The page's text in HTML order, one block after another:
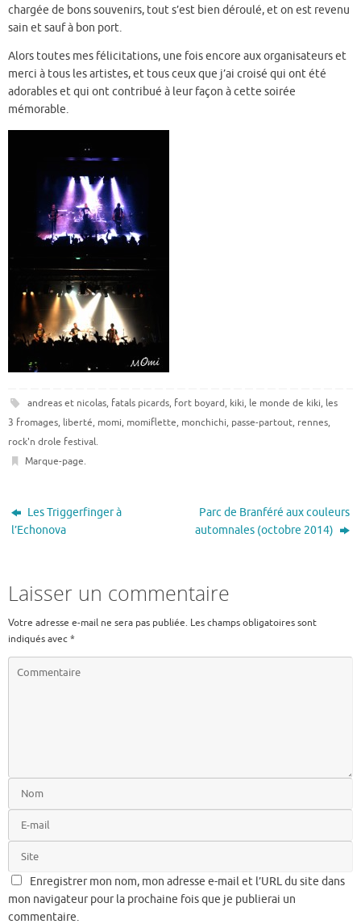
chargée de bons souvenirs, tout s’est bien déroulé, et on est revenu
sain et sauf à bon port.
Alors toutes mes félicitations, une fois encore aux organisateurs et
merci à tous les artistes, et tous ceux que j’ai croisé qui ont été
adorables et qui ont contribué à leur façon à cette soirée
mémorable.
andreas et nicolas, fatals picards, fort boyard, kiki, le monde de kiki, les
3 fromages, liberté, momi, momiflette, monchichi, passe-partout, rennes,
rock'n drole festival.
Marque-page.
Les Triggerfinger à
l’Echonova
Parc de Branféré aux couleurs
automnales (octobre 2014)
Laisser un commentaire
Votre adresse e-mail ne sera pas publiée. Les champs obligatoires sont
indiqués avec*
Enregistrer mon nom, mon adresse e-mail et l’URL du site dans
mon navigateur pour la prochaine fois que je publierai un
commentaire.